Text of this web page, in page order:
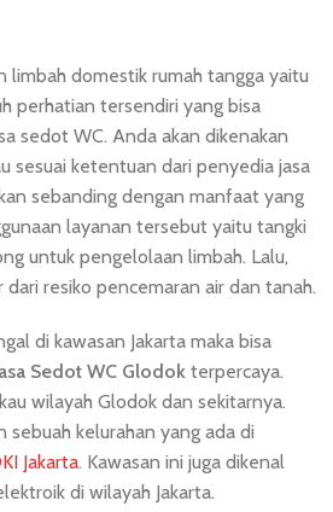
limbah domestik rumah tangga yaitu
perhatian tersendiri yang bisa
sedot WC. Anda akan dikenakan
sesuai ketentuan dari penyedia jasa
sebanding dengan manfaat yang
layanan tersebut yaitu tangki
untuk pengelolaan limbah. Lalu,
resiko pencemaran air dan tanah.
di kawasan Jakarta maka bisa
Sedot WC Glodok terpercaya.
wilayah Glodok dan sekitarnya.
sebuah kelurahan yang ada di
Jakarta. Kawasan ini juga dikenal
di wilayah Jakarta.